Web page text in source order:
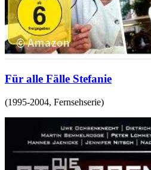
Für alle Fälle Stefanie
(1995-2004, Fernsehserie)